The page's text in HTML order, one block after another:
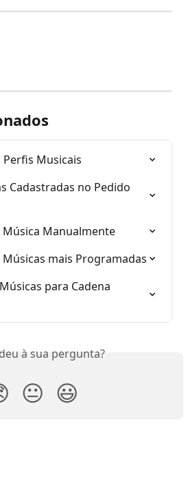
Musicais
Cadastradas no Pedido
Manualmente
mais Programadas
para Cadena
à sua pergunta?
😐 😃